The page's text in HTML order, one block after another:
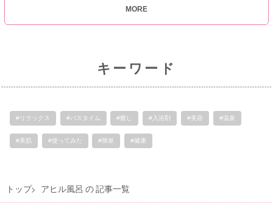
MORE
キーワード
#リラックス #バスタイム #癒し #入浴剤 #美容 #温泉
#美肌 #使ってみた #簡単 #健康
トップ アヒル風呂 の 記事一覧